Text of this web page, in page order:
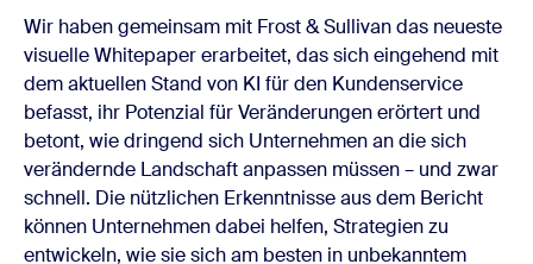
Wir haben gemeinsam mit Frost & Sullivan das neueste
visuelle Whitepaper erarbeitet, das sich eingehend mit
dem aktuellen Stand von KI für den Kundenservice
befasst, ihr Potenzial für Veränderungen erörtert und
betont, wie dringend sich Unternehmen an die sich
verändernde Landschaft anpassen müssen – und zwar
schnell. Die nützlichen Erkenntnisse aus dem Bericht
können Unternehmen dabei helfen, Strategien zu
entwickeln, wie sie sich am besten in unbekanntem